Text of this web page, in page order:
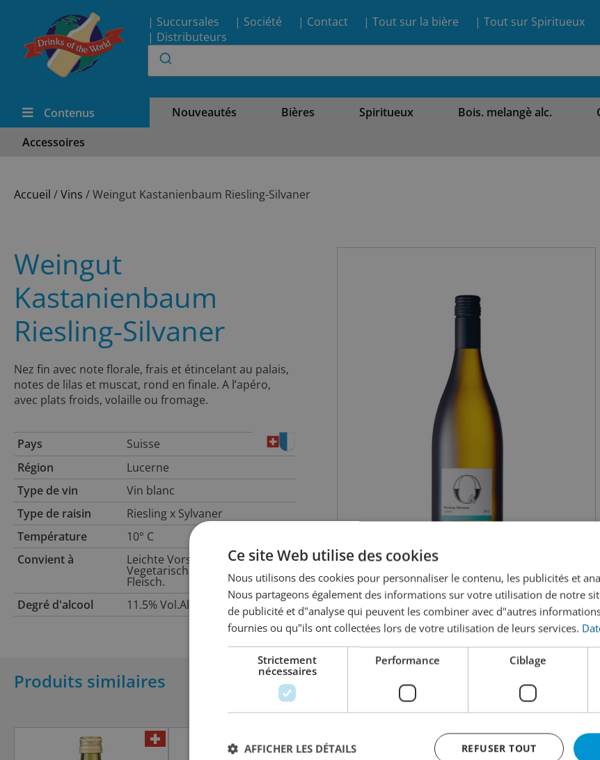
| Succursales | Société | Contact | Tout sur la bière | Tout sur Spiritueux
| Distributeurs
Contenus Nouveautés Bières Spiritueux Bois. melangè alc.
Accessoires
Accueil /Vins / Weingut Kastanienbaum Riesling-Silvaner
Weingut
Kastanienbaum
Riesling-Silvaner
Nez fin avec note florale, frais et étincelant au palais,
notes de lilas et muscat, rond en finale. A l’apéro,
avec plats froids, volaille ou fromage.
Pays
Suisse
Région
Lucerne
Type de vin
Vin blanc
Type de raisin
Riesling x Sylvaner
Température
10° C
Convient à
Leichte Vorspeisen,
Vegetarisch und weisses
Fleisch.
Degré d'alcool
11.5% Vol.Alc.
Produits similaires
Ce site Web utilise des cookies
Nous utilisons des cookies pour personnaliser le contenu, les publicités et
Nous partageons également des informations sur votre utilisation de notre
de publicité et d"analyse qui peuvent les combiner avec d"autres
fournies ou qu"ils ont collectées lors de votre utilisation de leurs services.
Strictement
nécessaires
Performance Ciblage
REFUSER TOUT
AFFICHER LES DÉTAILS